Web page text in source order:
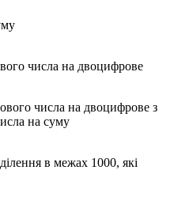
числа на двоцифрове
числа на двоцифрове з
на суму
в межах 1000, які